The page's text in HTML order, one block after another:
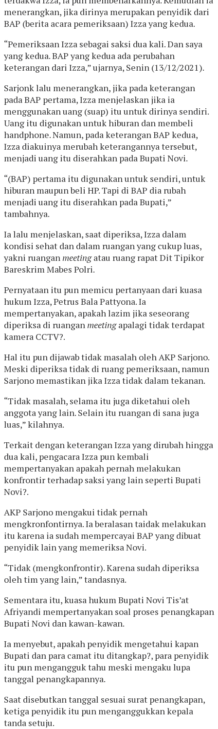
menerangkan, jika dirinya merupakan penyidik dari
BAP (berita acara pemeriksaan) Izza yang kedua.
“Pemeriksaan Izza sebagai saksi dua kali. Dan saya
yang kedua. BAP yang kedua ada perubahan
keterangan dari Izza,” ujarnya, Senin (13/12/2021).
Sarjonk lalu menerangkan, jika pada keterangan
pada BAP pertama, Izza menjelaskan jika ia
menggunakan uang (suap) itu untuk dirinya sendiri.
Uang itu digunakan untuk hiburan dan membeli
handphone. Namun, pada keterangan BAP kedua,
Izza diakuinya merubah keterangannya tersebut,
menjadi uang itu diserahkan pada Bupati Novi.
“(BAP) pertama itu digunakan untuk sendiri, untuk
hiburan maupun beli HP. Tapi di BAP dia rubah
menjadi uang itu diserahkan pada Bupati,”
tambahnya.
Ia lalu menjelaskan, saat diperiksa, Izza dalam
kondisi sehat dan dalam ruangan yang cukup luas,
yakni ruangan meetingatau ruang rapat Dit Tipikor
Bareskrim Mabes Polri.
Pernyataan itu pun memicu pertanyaan dari kuasa
hukum Izza, Petrus Bala Pattyona. Ia
mempertanyakan, apakah lazim jika seseorang
diperiksa di ruangan meetingapalagi tidak terdapat
kamera CCTV?.
Hal itu pun dijawab tidak masalah oleh AKP Sarjono.
Meski diperiksa tidak di ruang pemeriksaan, namun
Sarjono memastikan jika Izza tidak dalam tekanan.
“Tidak masalah, selama itu juga diketahui oleh
anggota yang lain. Selain itu ruangan di sana juga
luas,” kilahnya.
Terkait dengan keterangan Izza yang dirubah hingga
dua kali, pengacara Izza pun kembali
mempertanyakan apakah pernah melakukan
konfrontir terhadap saksi yang lain seperti Bupati
Novi?.
AKP Sarjono mengakui tidak pernah
mengkronfontirnya. Ia beralasan taidak melakukan
itu karena ia sudah mempercayai BAP yang dibuat
penyidik lain yang memeriksa Novi.
“Tidak (mengkonfrontir). Karena sudah diperiksa
oleh tim yang lain,” tandasnya.
Sementara itu, kuasa hukum Bupati Novi Tis’at
Afriyandi mempertanyakan soal proses penangkapan
Bupati Novi dan kawan-kawan.
Ia menyebut, apakah penyidik mengetahui kapan
Bupati dan para camat itu ditangkap?, para penyidik
itu pun mengangguk tahu meski mengaku lupa
tanggal penangkapannya.
Saat disebutkan tanggal sesuai surat penangkapan,
ketiga penyidik itu pun menganggukkan kepala
tanda setuju.